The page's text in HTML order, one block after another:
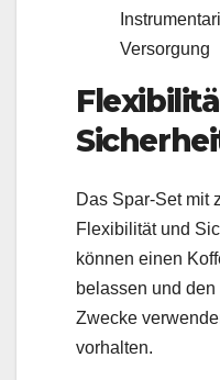
Versorgung
Das Spar-Set mit
Flexibilität und
können einen
belassen und
Zwecke
vorhalten.